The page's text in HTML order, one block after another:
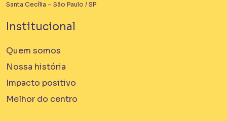
Santa Cecília – São Paulo / SP
Institucional
Quem somos
Nossa história
Impacto positivo
Melhor do centro